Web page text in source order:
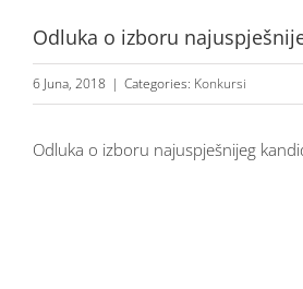
Odluka o izboru
6 Juna, 2018 | Categories: Konkursi
Odluka o izboru najuspješnijeg